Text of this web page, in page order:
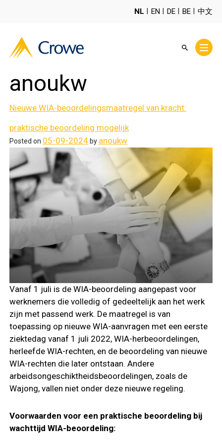
NL EN DE BE 中文
anoukw
Nieuwe WIA-beoordelingsmaatregel van kracht:
praktische beoordeling mogelijk
Posted on 05-09-2024 by anoukw
Vanaf 1 juli is de WIA-beoordeling aangepast voor
werknemers die volledig of gedeeltelijk aan het werk
zijn met passend werk. De maatregel is van
toepassing op nieuwe WIA-aanvragen met een eerste
ziektedag vanaf 1 juli 2022, WIA-herbeoordelingen,
herleefde WIA-rechten, en de beoordeling van nieuwe
WIA-rechten die later ontstaan. Andere
arbeidsongeschiktheidsbeoordelingen, zoals de
Wajong, vallen niet onder deze nieuwe regeling.
Voorwaarden voor een praktische beoordeling bij
wachttijd WIA-beoordeling: